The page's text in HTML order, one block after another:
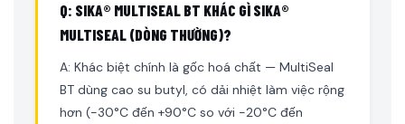
Q: SIKA® MULTISEAL BT KHÁC GÌ SIKA®
MULTISEAL (DÒNG THƯỜNG)?
A: Khác biệt chính là gốc hoá chất — MultiSeal
BT dùng cao su butyl, có dải nhiệt làm việc rộng
hơn (-30°C đến +90°C so với -20°C đến